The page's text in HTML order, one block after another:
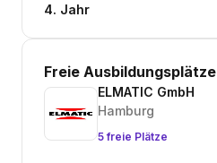
4. Jahr
Freie Ausbildungsplätze
ELMATIC GmbH
Hamburg
5 freie Plätze